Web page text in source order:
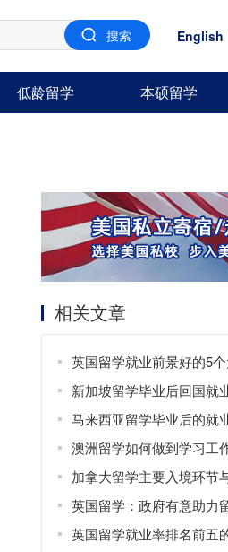
English
低龄留学 本硕留学
相关文章
英国留学就业前景好的5
新加坡留学毕业后回国就
马来西亚留学毕业后的就
澳洲留学如何做到学习工
加拿大留学主要入境环节
英国留学：政府有意助力
英国留学就业率排名前五